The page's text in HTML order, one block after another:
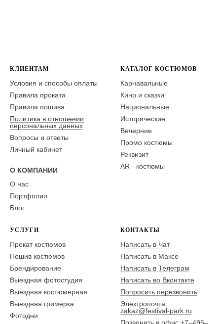
КЛИЕНТАМ
Условия и способы оплаты
Правила проката
Правила пошива
Политика в отношении
персональных данных
Вопросы и ответы
Личный кабинет
О КОМПАНИИ
О нас
Портфолио
Блог
КАТАЛОГ КОСТЮМОВ
Карнавальные
Кино и сказки
Национальные
Исторические
Вечерние
Промо костюмы
Реквизит
AR - костюмы
УСЛУГИ
Прокат костюмов
Пошив костюмов
Брендирование
Выездная фотостудия
Выездная костюмерная
Выездная гримерка
Фотодни
КОНТАКТЫ
Написать в Чат
Написать в Максе
Написать в Телеграм
Написать во Вконтакте
Попросить перезвонить
Электропочта:
zakaz@festival-park.ru